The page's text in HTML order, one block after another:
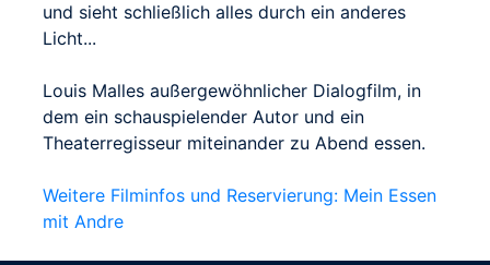
und sieht schließlich alles durch ein anderes
Licht...
Louis Malles außergewöhnlicher Dialogfilm, in
dem ein schauspielender Autor und ein
Theaterregisseur miteinander zu Abend essen.
Weitere Filminfos und Reservierung: Mein Essen
mit Andre